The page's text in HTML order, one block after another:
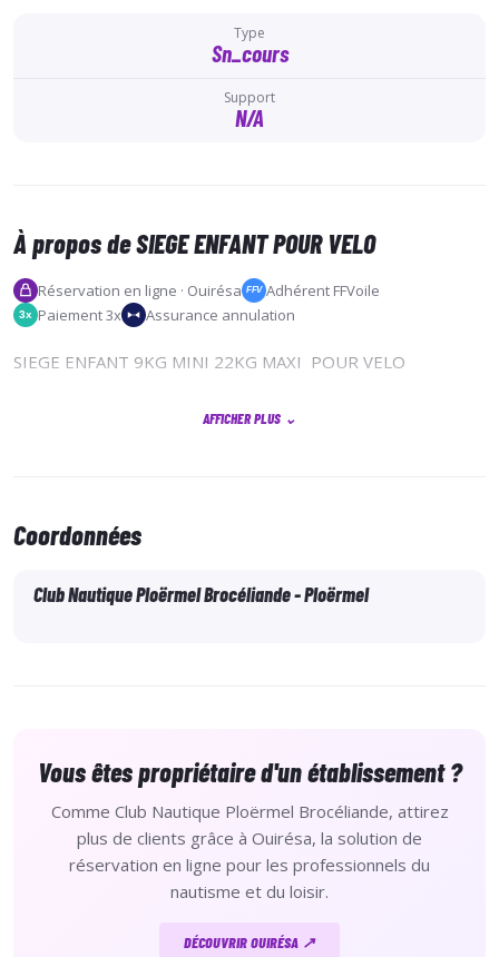
Type
Sn_cours
Support
N/A
À propos de SIEGE ENFANT POUR VELO
Réservation en ligne · Ouirésa FFV Adhérent FFVoile
3x Paiement 3x Assurance annulation
SIEGE ENFANT 9KG MINI 22KG MAXI POUR VELO
AFFICHER PLUS ⌄
Coordonnées
Club Nautique Ploërmel Brocéliande - Ploërmel
Vous êtes propriétaire d'un établissement ?
Comme Club Nautique Ploërmel Brocéliande, attirez
plus de clients grâce à Ouirésa, la solution de
réservation en ligne pour les professionnels du
nautisme et du loisir.
DÉCOUVRIR OUIRÉSA ↗